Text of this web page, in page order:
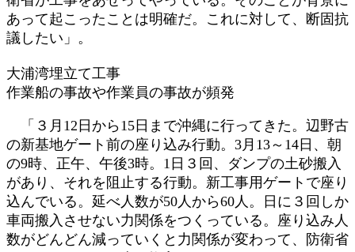
あって起こったことは明確だ。これに対して、断固抗
議したい」。
大浦湾埋立て工事
作業船の事故や作業員の事故が頻発
「３月12日から15日まで沖縄に行ってきた。辺野古
の新基地ゲート前の座り込み行動。3月13～14日、朝
の9時、正午、午後3時。1日３回、ダンプの土砂搬入
があり、それを阻止する行動。新工事用ゲートで座り
込んでいる。延べ人数が50人から60人。日に３回しか
車両搬入させない力関係をつくっている。座り込み人
数がどんどん減っていくと力関係が変わって、防衛省